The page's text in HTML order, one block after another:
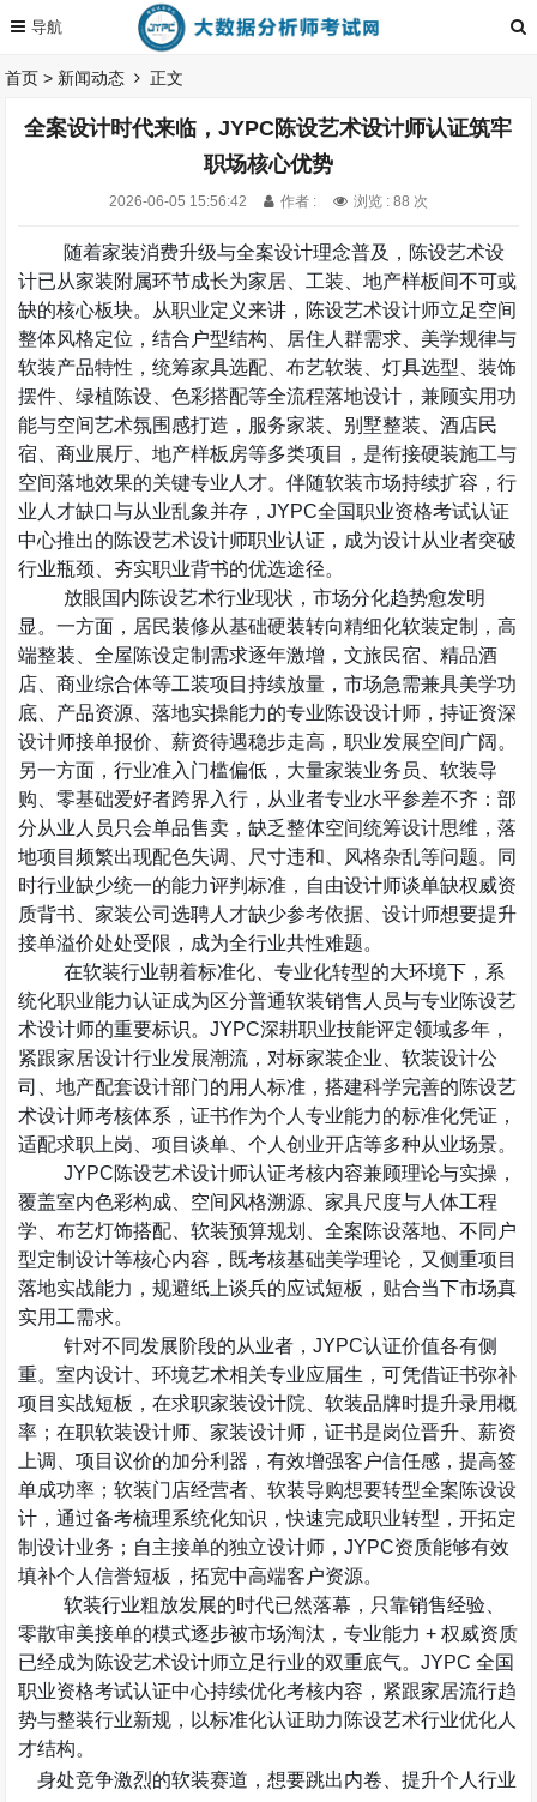
首页 > 新闻动态 正文
全案设计时代来临，JYPC陈设艺术设计师认证筑牢
职场核心优势
2026-06-05 15:56:42 作者 : 浏览 : 88 次
随着家装消费升级与全案设计理念普及，陈设艺术设
计已从家装附属环节成长为家居、工装、地产样板间不可或
缺的核心板块。从职业定义来讲，陈设艺术设计师立足空间
整体风格定位，结合户型结构、居住人群需求、美学规律与
软装产品特性，统筹家具选配、布艺软装、灯具选型、装饰
摆件、绿植陈设、色彩搭配等全流程落地设计，兼顾实用功
能与空间艺术氛围感打造，服务家装、别墅整装、酒店民
宿、商业展厅、地产样板房等多类项目，是衔接硬装施工与
空间落地效果的关键专业人才。伴随软装市场持续扩容，行
业人才缺口与从业乱象并存，JYPC全国职业资格考试认证
中心推出的陈设艺术设计师职业认证，成为设计从业者突破
行业瓶颈、夯实职业背书的优选途径。
放眼国内陈设艺术行业现状，市场分化趋势愈发明
显。一方面，居民装修从基础硬装转向精细化软装定制，高
端整装、全屋陈设定制需求逐年激增，文旅民宿、精品酒
店、商业综合体等工装项目持续放量，市场急需兼具美学功
底、产品资源、落地实操能力的专业陈设设计师，持证资深
设计师接单报价、薪资待遇稳步走高，职业发展空间广阔。
另一方面，行业准入门槛偏低，大量家装业务员、软装导
购、零基础爱好者跨界入行，从业者专业水平参差不齐：部
分从业人员只会单品售卖，缺乏整体空间统筹设计思维，落
地项目频繁出现配色失调、尺寸违和、风格杂乱等问题。同
时行业缺少统一的能力评判标准，自由设计师谈单缺权威资
质背书、家装公司选聘人才缺少参考依据、设计师想要提升
接单溢价处处受限，成为全行业共性难题。
在软装行业朝着标准化、专业化转型的大环境下，系
统化职业能力认证成为区分普通软装销售人员与专业陈设艺
术设计师的重要标识。JYPC深耕职业技能评定领域多年，
紧跟家居设计行业发展潮流，对标家装企业、软装设计公
司、地产配套设计部门的用人标准，搭建科学完善的陈设艺
术设计师考核体系，证书作为个人专业能力的标准化凭证，
适配求职上岗、项目谈单、个人创业开店等多种从业场景。
JYPC陈设艺术设计师认证考核内容兼顾理论与实操，
覆盖室内色彩构成、空间风格溯源、家具尺度与人体工程
学、布艺灯饰搭配、软装预算规划、全案陈设落地、不同户
型定制设计等核心内容，既考核基础美学理论，又侧重项目
落地实战能力，规避纸上谈兵的应试短板，贴合当下市场真
实用工需求。
针对不同发展阶段的从业者， JYPC认证价值各有侧
重。室内设计、环境艺术相关专业应届生，可凭借证书弥补
项目实战短板，在求职家装设计院、软装品牌时提升录用概
率；在职软装设计师、家装设计师，证书是岗位晋升、薪资
上调、项目议价的加分利器，有效增强客户信任感，提高签
单成功率；软装门店经营者、软装导购想要转型全案陈设设
计，通过备考梳理系统化知识，快速完成职业转型，开拓定
制设计业务；自主接单的独立设计师，JYPC资质能够有效
填补个人信誉短板，拓宽中高端客户资源。
软装行业粗放发展的时代已然落幕，只靠销售经验、
零散审美接单的模式逐步被市场淘汰，专业能力 +权威资质
已经成为陈设艺术设计师立足行业的双重底气。JYPC全国
职业资格考试认证中心持续优化考核内容，紧跟家居流行趋
势与整装行业新规，以标准化认证助力陈设艺术行业优化人
才结构。
身处竞争激烈的软装赛道，想要跳出内卷、提升个人行业